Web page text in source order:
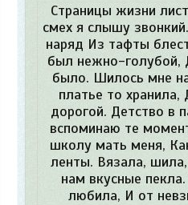
Страницы жизни
смех я слышу
наряд Из тафты
был нежно-голубой,
было. Шилось мне
платье то
дорогой. Детство в
вспоминаю те
школу мать меня,
ленты. Вязала,
нам вкусные
любила, И от